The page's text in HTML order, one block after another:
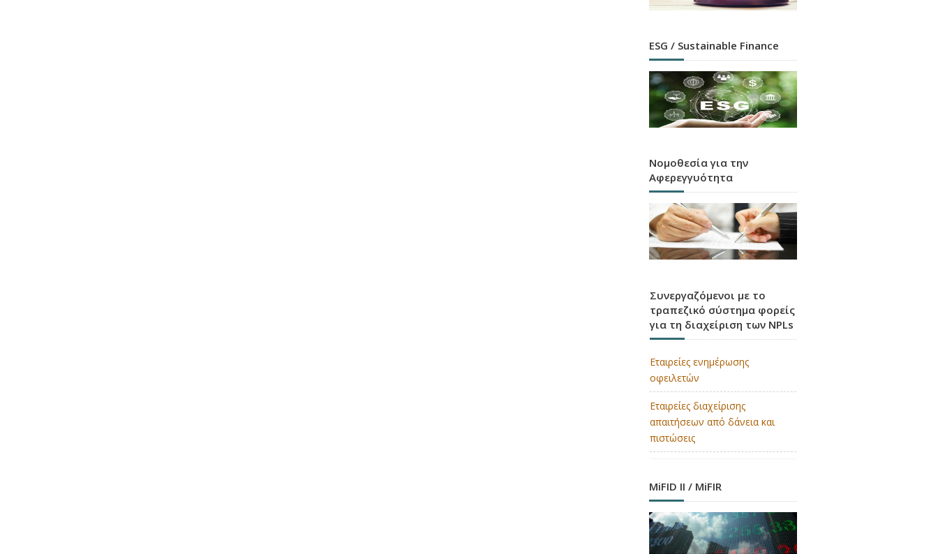
ESG / Sustainable Finance
Νομοθεσία για την
Αφερεγγυότητα
Συνεργαζόμενοι με το
τραπεζικό σύστημα φορείς
για τη διαχείριση των NPLs
Εταιρείες ενημέρωσης
οφειλετών
Εταιρείες διαχείρισης
απαιτήσεων από δάνεια και
πιστώσεις
MiFID II / MiFIR